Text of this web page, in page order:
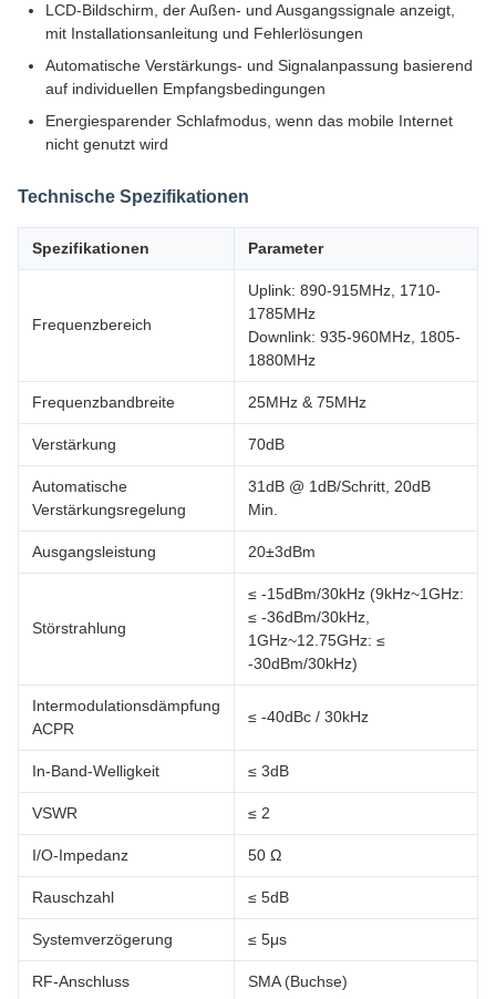
LCD-Bildschirm, der Außen- und Ausgangssignale anzeigt,
mit Installationsanleitung und Fehlerlösungen
Automatische Verstärkungs- und Signalanpassung basierend
auf individuellen Empfangsbedingungen
Energiesparender Schlafmodus, wenn das mobile Internet
nicht genutzt wird
Technische Spezifikationen
Spezifikationen Parameter
Frequenzbereich
Uplink: 890-915MHz, 1710-
1785MHz
Downlink: 935-960MHz, 1805-
1880MHz
Frequenzbandbreite 25MHz & 75MHz
Verstärkung 70dB
Automatische
Verstärkungsregelung
31dB @ 1dB/Schritt, 20dB
Min.
Ausgangsleistung 20±3dBm
Störstrahlung
≤ -15dBm/30kHz (9kHz~1GHz:
≤ -36dBm/30kHz,
1GHz~12.75GHz: ≤
-30dBm/30kHz)
Intermodulationsdämpfung
ACPR
≤ -40dBc / 30kHz
In-Band-Welligkeit ≤ 3dB
VSWR ≤ 2
I/O-Impedanz 50 Ω
Rauschzahl ≤ 5dB
Systemverzögerung ≤ 5μs
RF-Anschluss SMA (Buchse)